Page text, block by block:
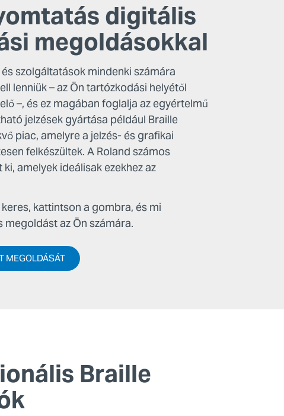
digitális
megoldásokkal
szolgáltatások mindenki számára
lenniük – az Ön tartózkodási helyétől
–, és ez magában foglalja az egyértelmű
jelzések gyártása például Braille
piac, amelyre a jelzés- és grafikai
felkészültek. A Roland számos
amelyek ideálisak ezekhez az
kattintson a gombra, és mi
megoldást az Ön számára.
MEGOLDÁSÁT
Braille